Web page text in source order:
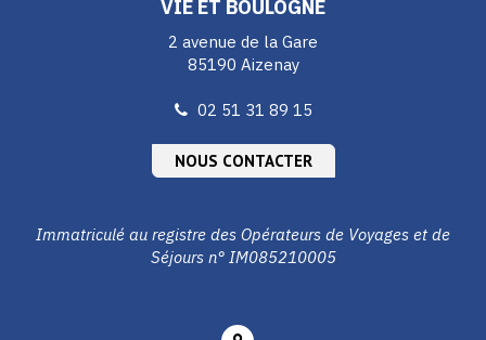
VIE ET BOULOGNE
2 avenue de la Gare
85190 Aizenay
02 51 31 89 15
NOUS CONTACTER
Immatriculé au registre des Opérateurs de Voyages et de
Séjours n° IM085210005